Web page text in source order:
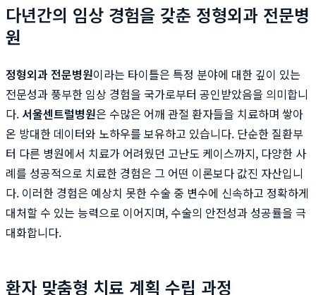
다년간의 임상 경험을 갖춘 정형외과 전문병
원
정형외과 전문병원이라는 타이틀은 특정 분야에 대한 깊이 있는
전문성과 풍부한 임상 경험을 국가로부터 공인받았음을 의미합니
다. 서울센트럴병원은 수많은 어깨 관절 환자들을 치료하며 쌓아
온 방대한 데이터와 노하우를 보유하고 있습니다. 단순한 질환부
터 다른 병원에서 치료가 어려웠던 고난도 케이스까지, 다양한 사
례를 성공적으로 치료한 경험은 그 어떤 이론보다 값진 자산입니
다. 이러한 경험은 예상치 못한 수술 중 변수에 신속하고 정확하게
대처할 수 있는 능력으로 이어지며, 수술의 안전성과 성공률을 극
대화합니다.
환자 맞춤형 치료 계획 수립 과정